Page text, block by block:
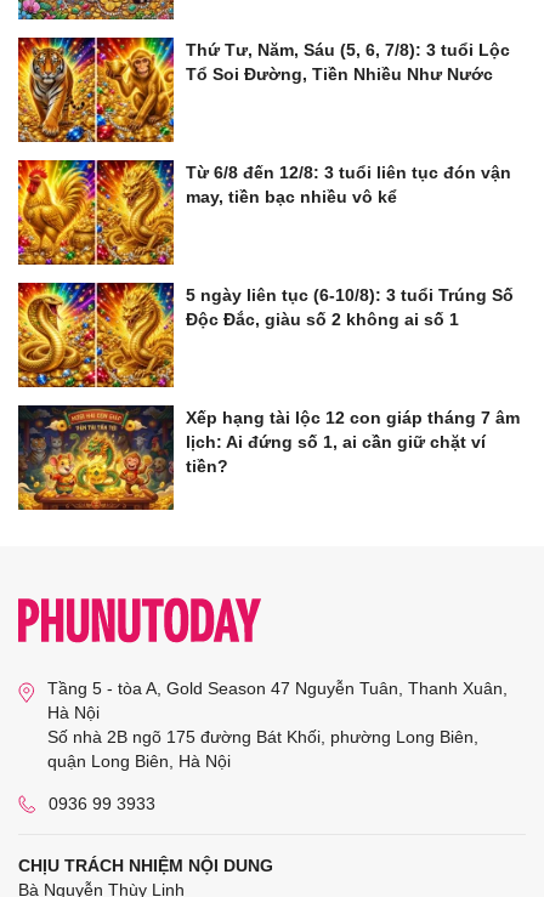
Thứ Tư, Năm, Sáu (5, 6, 7/8): 3 tuổi Lộc
Tổ Soi Đường, Tiền Nhiều Như Nước
Từ 6/8 đến 12/8: 3 tuổi liên tục đón vận
may, tiền bạc nhiều vô kể
5 ngày liên tục (6-10/8): 3 tuổi Trúng Số
Độc Đắc, giàu số 2 không ai số 1
Xếp hạng tài lộc 12 con giáp tháng 7 âm
lịch: Ai đứng số 1, ai cần giữ chặt ví
tiền?
Tầng 5 - tòa A, Gold Season 47 Nguyễn Tuân, Thanh Xuân,
Hà Nội
Số nhà 2B ngõ 175 đường Bát Khối, phường Long Biên,
quận Long Biên, Hà Nội
0936 99 3933
CHỊU TRÁCH NHIỆM NỘI DUNG
Bà Nguyễn Thùy Linh